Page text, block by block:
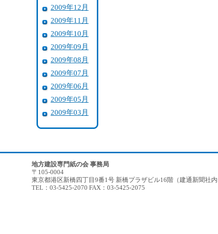
2009年12月
2009年11月
2009年10月
2009年09月
2009年08月
2009年07月
2009年06月
2009年05月
2009年03月
地方建設専門紙の会 事務局
〒105-0004
東京都港区新橋四丁目9番1号 新橋プラザビル16階（建通新聞社
TEL：03-5425-2070 FAX：03-5425-2075